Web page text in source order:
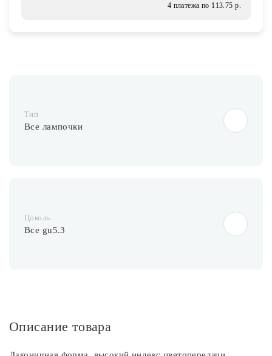
Акции
Контакты
4 платежа по 113.75 р.
Тип
Все лампочки
Цоколь
Все gu5.3
Описание товара